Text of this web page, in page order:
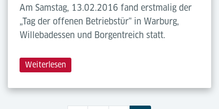
Am Samstag, 13.02.2016 fand erstmalig der
„Tag der offenen Betriebstür" in Warburg,
Willebadessen und Borgentreich statt.
Weiterlesen